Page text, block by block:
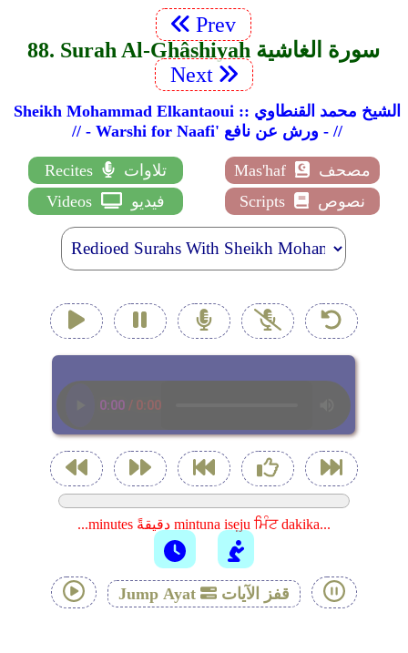
Prev
88. Surah Al-Ghâshiyah سورة الغاشية
Next
Sheikh Mohammad Elkantaoui :: الشيخ محمد القنطاوي
// - Warshi for Naafi' ورش عن نافع - //
Recites تلاوات Mas'haf
مصحف
Videos
فيديو Scripts نصوص
...minutes دقيقةً mintuna isẹju ਮਿੰਟ dakika...
Jump Ayat قفز الآيات